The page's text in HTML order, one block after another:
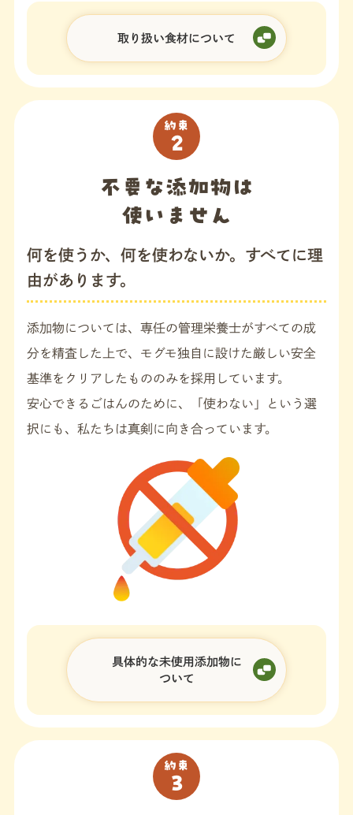
取り扱い食材について
約束
2
不要な添加物は
使いません
何を使うか、何を使わないか。すべてに理
由があります。
添加物については、専任の管理栄養士がすべての成
分を精査した上で、モグモ独自に設けた厳しい安全
基準をクリアしたもののみを採用しています。
安心できるごはんのために、「使わない」という選
択にも、私たちは真剣に向き合っています。
具体的な未使用添加物に
ついて
約束
3